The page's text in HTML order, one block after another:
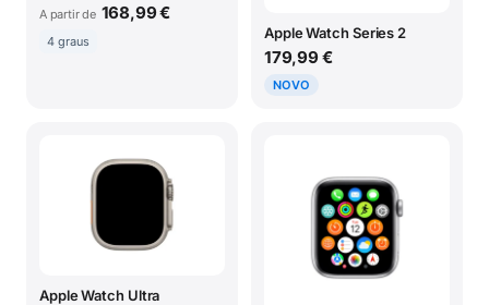
A partir de 168,99 €
4 graus Apple Watch Series 2
179,99 €
NOVO
Apple Watch Ultra